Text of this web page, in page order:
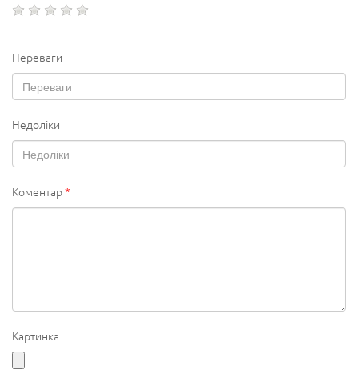
Переваги
Недоліки
Коментар*
Картинка